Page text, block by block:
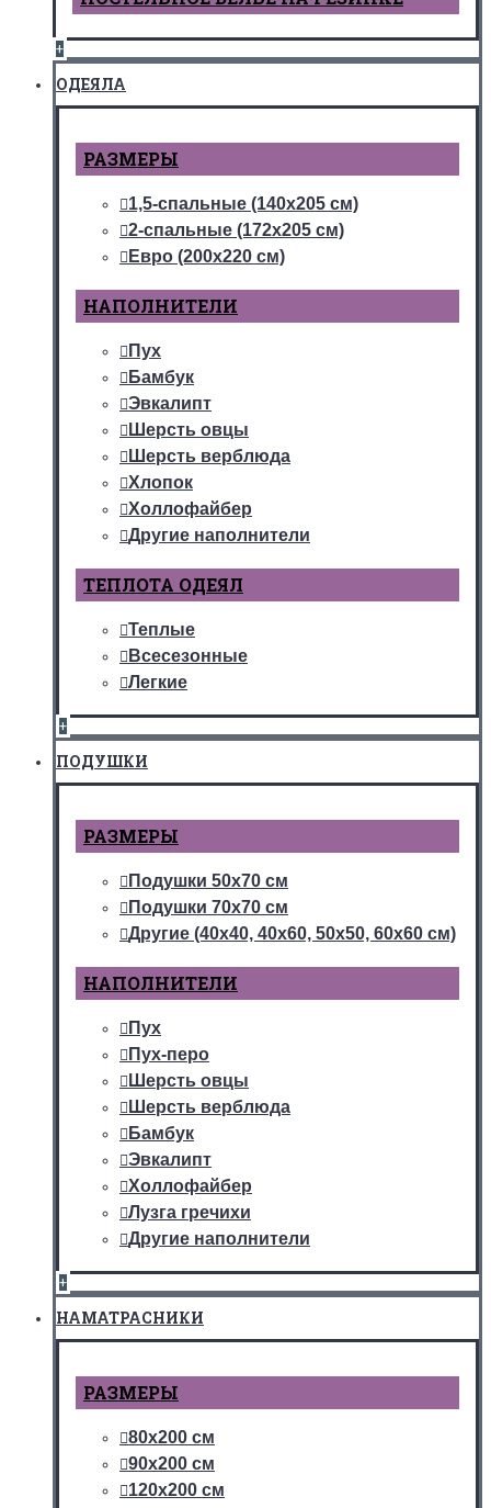
+
ОДЕЯЛА
РАЗМЕРЫ
1,5-спальные (140х205 см)
2-спальные (172х205 см)
Евро (200х220 см)
НАПОЛНИТЕЛИ
Пух
Бамбук
Эвкалипт
Шерсть овцы
Шерсть верблюда
Хлопок
Холлофайбер
Другие наполнители
ТЕПЛОТА ОДЕЯЛ
Теплые
Всесезонные
Легкие
+
ПОДУШКИ
РАЗМЕРЫ
Подушки 50х70 см
Подушки 70х70 см
Другие (40х40, 40х60, 50х50, 60х60 см)
НАПОЛНИТЕЛИ
Пух
Пух-перо
Шерсть овцы
Шерсть верблюда
Бамбук
Эвкалипт
Холлофайбер
Лузга гречихи
Другие наполнители
+
НАМАТРАСНИКИ
РАЗМЕРЫ
80х200 см
90х200 см
120х200 см